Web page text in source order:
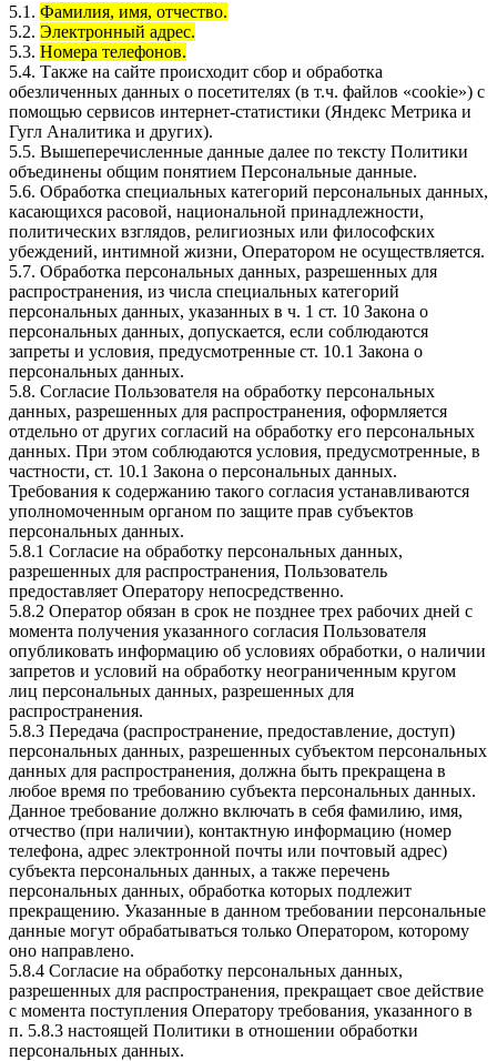
5.1. Фамилия, имя, отчество.
5.2. Электронный адрес.
5.3. Номера телефонов.
5.4. Также на сайте происходит сбор и обработка
обезличенных данных о посетителях (в т.ч. файлов «cookie») с
помощью сервисов интернет-статистики (Яндекс Метрика и
Гугл Аналитика и других).
5.5. Вышеперечисленные данные далее по тексту Политики
объединены общим понятием Персональные данные.
5.6. Обработка специальных категорий персональных данных,
касающихся расовой, национальной принадлежности,
политических взглядов, религиозных или философских
убеждений, интимной жизни, Оператором не осуществляется.
5.7. Обработка персональных данных, разрешенных для
распространения, из числа специальных категорий
персональных данных, указанных в ч. 1 ст. 10 Закона о
персональных данных, допускается, если соблюдаются
запреты и условия, предусмотренные ст. 10.1 Закона о
персональных данных.
5.8. Согласие Пользователя на обработку персональных
данных, разрешенных для распространения, оформляется
отдельно от других согласий на обработку его персональных
данных. При этом соблюдаются условия, предусмотренные, в
частности, ст. 10.1 Закона о персональных данных.
Требования к содержанию такого согласия устанавливаются
уполномоченным органом по защите прав субъектов
персональных данных.
5.8.1 Согласие на обработку персональных данных,
разрешенных для распространения, Пользователь
предоставляет Оператору непосредственно.
5.8.2 Оператор обязан в срок не позднее трех рабочих дней с
момента получения указанного согласия Пользователя
опубликовать информацию об условиях обработки, о наличии
запретов и условий на обработку неограниченным кругом
лиц персональных данных, разрешенных для
распространения.
5.8.3 Передача (распространение, предоставление, доступ)
персональных данных, разрешенных субъектом персональных
данных для распространения, должна быть прекращена в
любое время по требованию субъекта персональных данных.
Данное требование должно включать в себя фамилию, имя,
отчество (при наличии), контактную информацию (номер
телефона, адрес электронной почты или почтовый адрес)
субъекта персональных данных, а также перечень
персональных данных, обработка которых подлежит
прекращению. Указанные в данном требовании персональные
данные могут обрабатываться только Оператором, которому
оно направлено.
5.8.4 Согласие на обработку персональных данных,
разрешенных для распространения, прекращает свое действие
с момента поступления Оператору требования, указанного в
п. 5.8.3 настоящей Политики в отношении обработки
персональных данных.